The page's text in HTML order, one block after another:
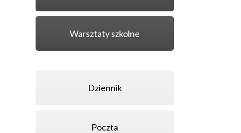
Warsztaty szkolne
Dziennik
Poczta